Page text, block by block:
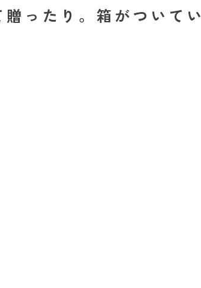
ったり。箱がついてい